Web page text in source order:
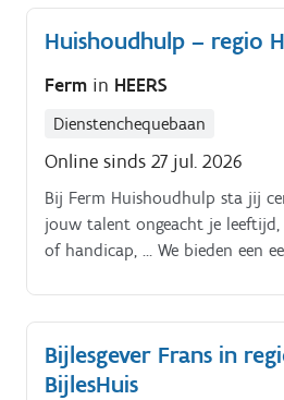
de bewoners;informeren van
planning;observeren van het
zorgcollega’s;ondersteunen bij
Huishoudhulp – regio
Ferm in HEERS
Dienstenchequebaan
Online sinds 27 jul. 2026
Bij Ferm Huishoudhulp sta jij
jouw talent ongeacht je leeftijd,
of handicap, … We bieden een
opleidingen die perfect bij jou
inzet van onze fantastische
huishoudens op orde.
Bijlesgever Frans in
BijlesHuis